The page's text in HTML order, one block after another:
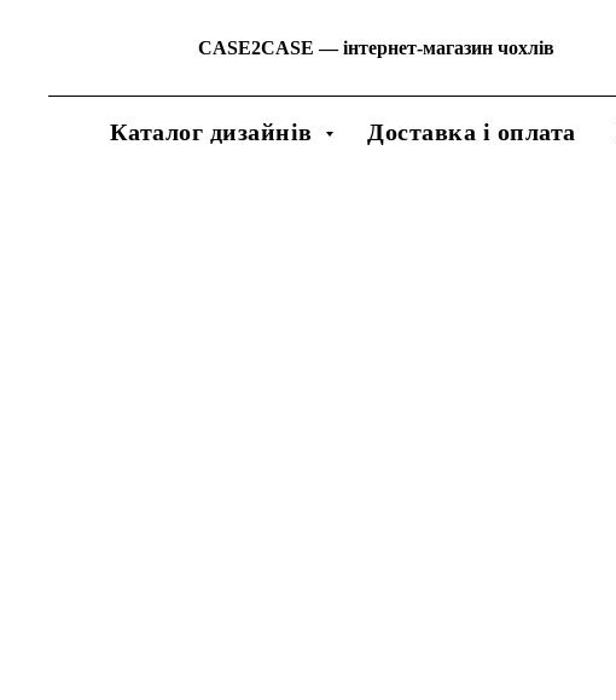
CASE2CASE—інтернет-магазин чохлів
Каталог дизайнів Доставка і оплата